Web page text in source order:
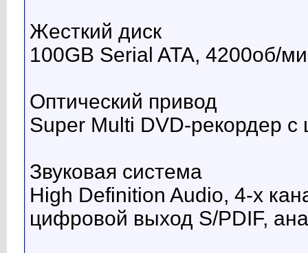
Жесткий диск
100GB Serial ATA, 4200об/
Оптический привод
Super Multi DVD-рекордер с
Звуковая система
High Definition Audio, 4-х
цифровой выход S/PDIF,